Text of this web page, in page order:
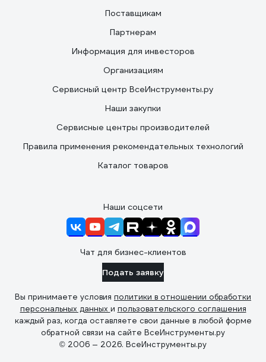
Поставщикам
Партнерам
Информация для инвесторов
Организациям
Сервисный центр ВсеИнструменты.ру
Наши закупки
Сервисные центры производителей
Правила применения рекомендательных технологий
Каталог товаров
Наши соцсети
Чат для бизнес-клиентов
Подать заявку
Вы принимаете условия политики в отношении обработки
персональных данных и пользовательского соглашения
каждый раз, когда оставляете свои данные в любой форме
обратной связи на сайте ВсеИнструменты.ру
© 2006 — 2026. ВсеИнструменты.ру